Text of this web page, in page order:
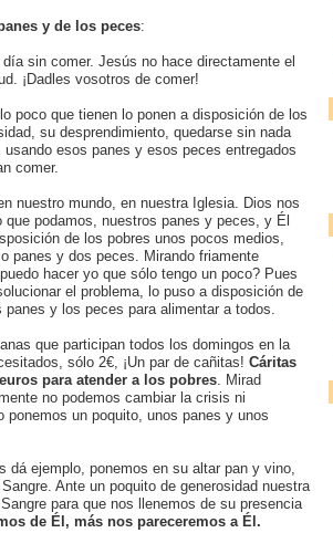
y de los peces:
sin comer. Jesús no hace directamente el
¡Dadles vosotros de comer!
poco que tienen lo ponen a disposición de los
su desprendimiento, quedarse sin nada
esos panes y esos peces entregados
comer.
nuestro mundo, en nuestra Iglesia. Dios nos
podamos, nuestros panes y peces, y Él
de los pobres unos pocos medios,
panes y dos peces. Mirando friamente
hacer yo que sólo tengo un poco? Pues
el problema, lo puso a disposición de
y los peces para alimentar a todos.
que participan todos los domingos en la
sólo 2€, ¡Un par de cañitas!Cáritas
para atender a los pobres . Mirad
no podemos cambiar la crisis ni
un poquito, unos panes y unos
ejemplo, ponemos en su altar pan y vino,
Ante un poquito de generosidad nuestra
para que nos llenemos de su presencia
de Él, más nos pareceremos a Él.